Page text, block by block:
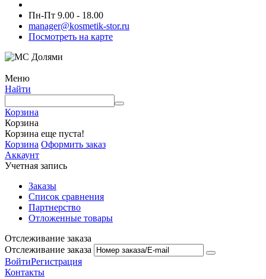
Пн-Пт 9.00 - 18.00
manager@kosmetik-stor.ru
Посмотреть на карте
Меню
Найти
Корзина
Корзина
Корзина еще пуста!
Корзина Оформить заказ
Аккаунт
Учетная запись
Заказы
Список сравнения
Партнерство
Отложенные товары
Отслеживание заказа
Отслеживание заказа
ВойтиРегистрация
Контакты